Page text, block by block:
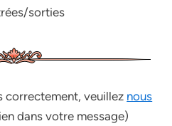
sorties
correctement, veuillez nous
dans votre message)